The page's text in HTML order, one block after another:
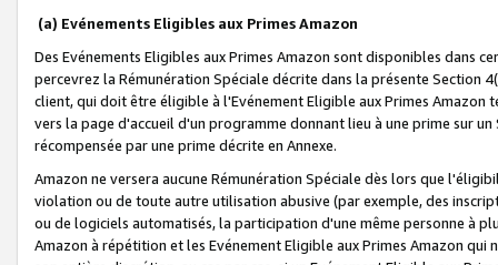
(a) Evénements Eligibles aux Primes Amazon
Des Evénements Eligibles aux Primes Amazon sont disponibles dans
percevrez la Rémunération Spéciale décrite dans la présente Section
client, qui doit être éligible à l'Evénement Eligible aux Primes Amazon
vers la page d'accueil d'un programme donnant lieu à une prime sur
récompensée par une prime décrite en Annexe.
Amazon ne versera aucune Rémunération Spéciale dès lors que
violation ou de toute autre utilisation abusive (par exemple, des
ou de logiciels automatisés, la participation d'une même personne à
Amazon à répétition et les Evénement Eligible aux Primes Amazon qui